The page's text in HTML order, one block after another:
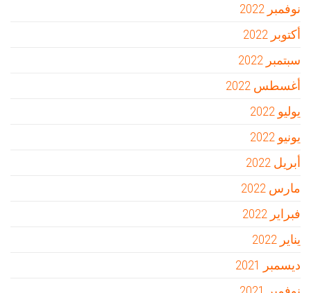
نوفمبر 2022
أكتوبر 2022
سبتمبر 2022
أغسطس 2022
يوليو 2022
يونيو 2022
أبريل 2022
مارس 2022
فبراير 2022
يناير 2022
ديسمبر 2021